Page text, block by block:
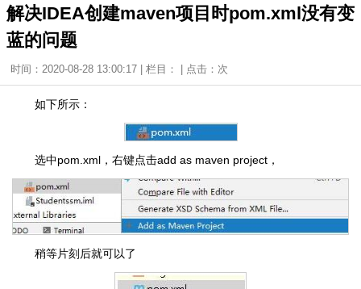
解决IDEA创建maven项目时pom.xml没有变
蓝的问题
时间：2020-08-28 13:00:17 | 栏目： | 点击： 次
如下所示：
选中pom.xml，右键点击add as maven project，
稍等片刻后就可以了